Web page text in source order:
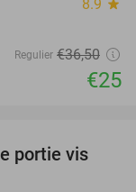
8.9 star
Regulier €36,50
€25
40%
portie vis